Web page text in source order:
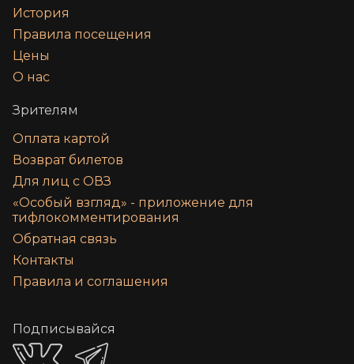
История
Правила посещения
Цены
О нас
Зрителям
Оплата картой
Возврат билетов
Для лиц с ОВЗ
«‎Особый взгляд» - приложение для
тифлокомментирования
Обратная связь
Контакты
Правила и соглашения
Подписывайся